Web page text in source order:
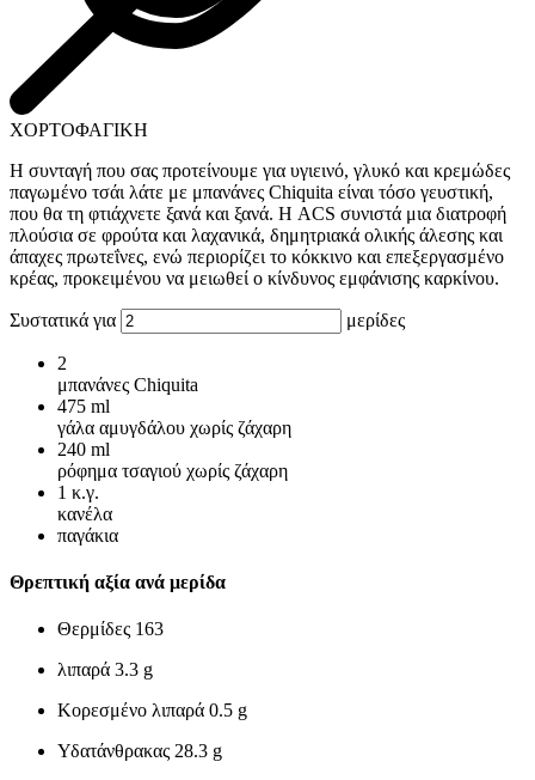
ΧΟΡΤΟΦΑΓΙΚΗ
Η συνταγή που σας προτείνουμε για υγιεινό, γλυκό και κρεμώδες
παγωμένο τσάι λάτε με μπανάνες Chiquita είναι τόσο γευστική,
που θα τη φτιάχνετε ξανά και ξανά. Η ACS συνιστά μια διατροφή
πλούσια σε φρούτα και λαχανικά, δημητριακά ολικής άλεσης και
άπαχες πρωτεΐνες, ενώ περιορίζει το κόκκινο και επεξεργασμένο
κρέας, προκειμένου να μειωθεί ο κίνδυνος εμφάνισης καρκίνου.
Συστατικά για μερίδες
2
μπανάνες Chiquita
475 ml
γάλα αμυγδάλου χωρίς ζάχαρη
240 ml
ρόφημα τσαγιού χωρίς ζάχαρη
1 κ.γ.
κανέλα
παγάκια
Θρεπτική αξία ανά μερίδα
Θερμίδες 163
λιπαρά 3.3 g
Κορεσμένο λιπαρά 0.5 g
Υδατάνθρακας 28.3 g